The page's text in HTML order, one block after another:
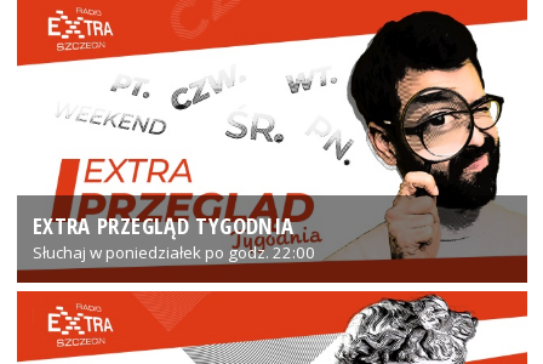
EXTRA PRZEGLĄD TYGODNIA
Słuchaj w poniedziałek po godz. 22:00